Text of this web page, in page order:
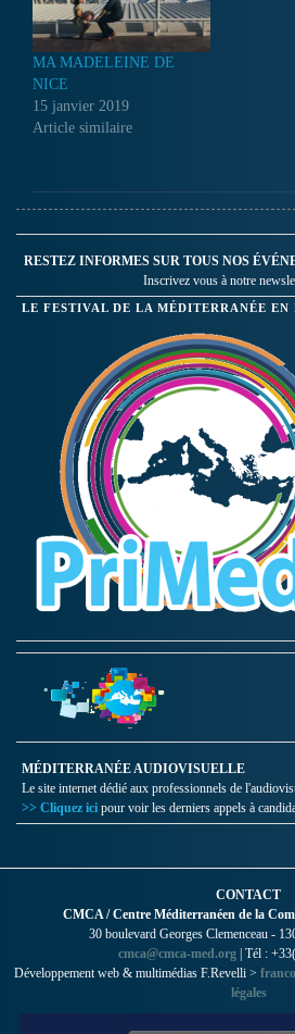
MA MADELEINE DE
NICE
15 janvier 2019
Article similaire
RESTEZ INFORMES SUR TOUS NOS
Inscrivez vous à notre
LE FESTIVAL DE LA MÉDITERRANÉE EN
MÉDITERRANÉE AUDIOVISUELLE
Le site internet dédié aux professionnels de
>> Cliquez ici pour voir les derniers appels à
CONTACT
CMCA / Centre Méditerranéen de la
30 boulevard Georges Clemenceau -
cmca@cmca-med.org | Tél :
Développement web & multimédias F.Revelli >
légales